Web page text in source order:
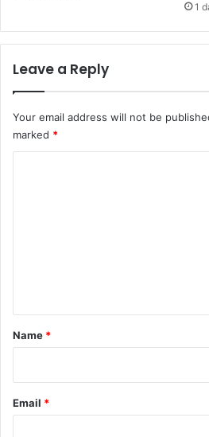
1
Leave a Reply
Your email address will not be
marked *
*
Name *
Email *